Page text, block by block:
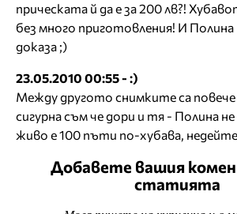
прическата й да е за 200 лв?!
без много приготовления! И Полина
доказа ;)
23.05.2010 00:55 - :)
Между другото снимките са
сигурна съм че дори и тя - Полина не
живо е 100 пъти по-хубава,
Добавете вашия
статията